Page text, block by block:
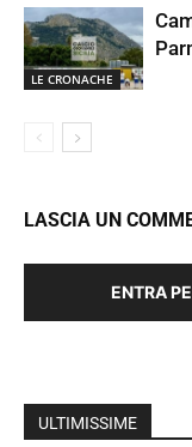
LE CRONACHE
LASCIA UN
ENTRA
ULTIMISSIME